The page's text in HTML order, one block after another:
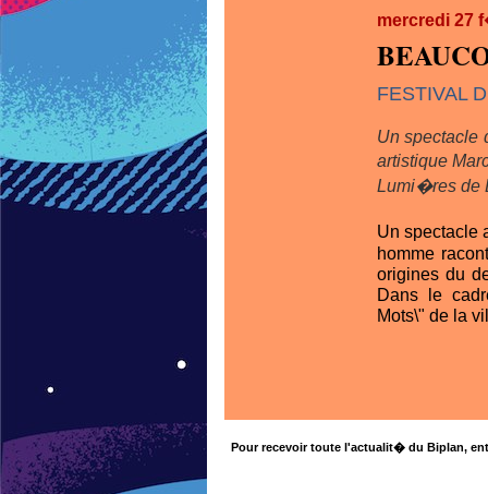
mercredi 27
FESTIVAL
Un spectacle
artistique
Lumi�res de
Un spectacle
homme
origines du
Dans le
Mots\" de la
Pour recevoir toute l'actualit� du Biplan,